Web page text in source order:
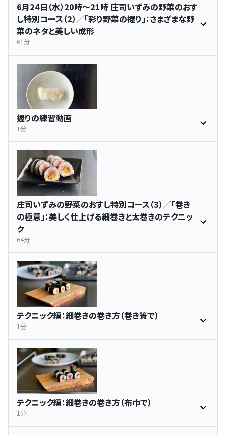
6月24日（水）20時〜21時 庄司いずみの野菜のおす
し特別コース（2）／「彩り野菜の握り」：さまざまな野
菜のネタと美しい成形
61分
握りの練習動画
1分
庄司いずみの野菜のおすし特別コース（3）／「巻き
の極意」：美しく仕上げる細巻きと太巻きのテクニッ
ク
64分
テクニック編：細巻きの巻き方（巻き簀で）
1分
テクニック編：細巻きの巻き方（布巾で）
1分